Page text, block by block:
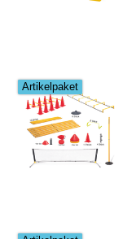
Artikelpaket